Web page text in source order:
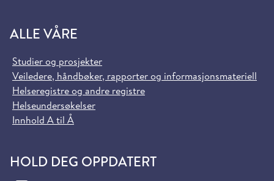
ALLE VÅRE
Studier og prosjekter
Veiledere, håndbøker, rapporter og informasjonsmateriell
Helseregistre og andre registre
Helseundersøkelser
Innhold A til Å
HOLD DEG OPPDATERT